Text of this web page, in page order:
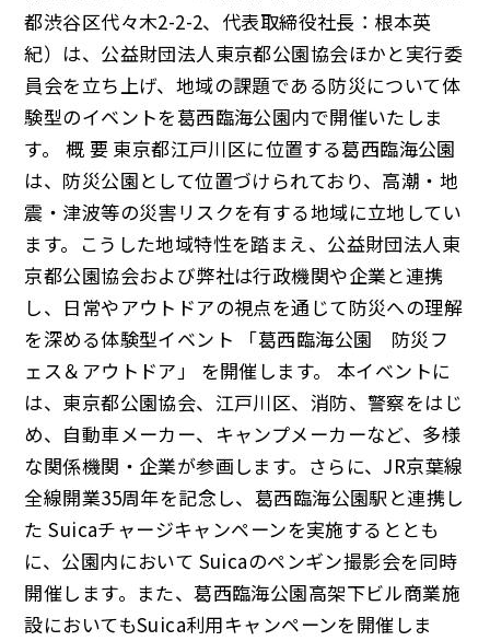
都渋谷区代々木2-2-2、代表取締役社長：根本英
紀）は、公益財団法人東京都公園協会ほかと実行委
員会を立ち上げ、地域の課題である防災について体
験型のイベントを葛西臨海公園内で開催いたしま
す。 概 要 東京都江戸川区に位置する葛西臨海公園
は、防災公園として位置づけられており、高潮・地
震・津波等の災害リスクを有する地域に立地してい
ます。こうした地域特性を踏まえ、公益財団法人東
京都公園協会および弊社は行政機関や企業と連携
し、日常やアウトドアの視点を通じて防災への理解
を深める体験型イベント 「葛西臨海公園 防災フ
ェス＆アウトドア」 を開催します。 本イベントに
は、東京都公園協会、江戸川区、消防、警察をはじ
め、自動車メーカー、キャンプメーカーなど、多様
な関係機関・企業が参画します。さらに、JR京葉線
全線開業35周年を記念し、葛西臨海公園駅と連携し
た Suicaチャージキャンペーンを実施するととも
に、公園内において Suicaのペンギン撮影会を同時
開催します。また、葛西臨海公園高架下ビル商業施
設においてもSuica利用キャンペーンを開催しま